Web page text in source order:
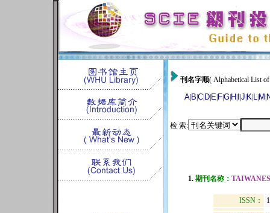
刊名字顺( Alphabetical List
A B C D E FG H J K L M
检 索:
1. 期刊名称：
ISSN：